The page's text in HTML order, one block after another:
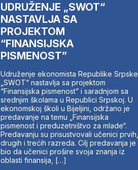
UDRUŽENJE „SWOT“
NASTAVLJA SA
PROJEKTOM
“FINANSIJSKA
PISMENOST”
Udruženje ekonomista Republike Srpske
„SWOT“ nastavlja sa projektom
“Finansijska pismenost” i saradnjom sa
srednjim školama u Republici Srpskoj. U
ekonomskoj školi u Bijeljini, održano je
predavanje na temu „Finansijska
pismenost i preduzetništvo za mlade“.
Predavanju su prisustvovali učenici prvih,
drugih i trećih razreda. Cilj predavanja je
bio da učenici prošire svoja znanja iz
oblasti finansija, […]